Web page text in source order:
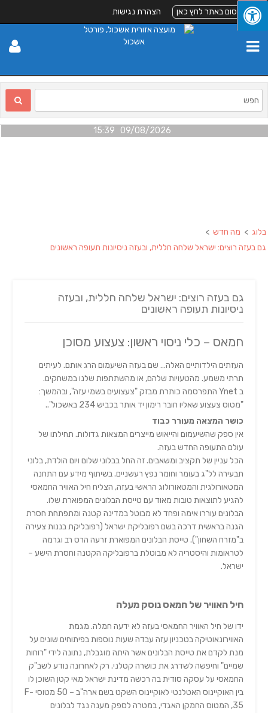
לפרסום באתר לחץ כאן הצהרת נגישות
09/08/2026 15:39
בלוג > מה חדש >
גם בעזה רוצים: ישראל שלחה חללית, ובעזה ניסיונות תעופה ראשונים
גם בעזה רוצים: ישראל שלחה חללית, ובעזה
ניסיונות תעופה ראשונים
חמאס – כלי ניסוי ראשון: צעצוע מסוכן
העזתים הילדותיים האלה… שם בעזה השיעמום הרג אותם. לעיתים
תרתי משמע. מהטעויות שלהם, או מהשתתפות שלנו במשחקים.
ב Ynet התפרסמה כותרת מבזק "צעצועים בשמי עזה", ובהמשך:
"מטוס צעצוע שאליו חובר רימון יד אותר בכביש 234 באשכול"..
כושר המצאה מעורר כבוד
אין ספק שהשיעמום והייאוש מייצרים המצאות גדולות. תחילתו של
עולם התעופה החדש בעזה.
הכל עניין של תקציב ומשאבים. זה החל בבלוני שלום ויום הולדת, בלוני
תבעירה לל"ג בעומר וחומר נפץ רעשניים. בשיתוף מידע עם התחנה
המטאורולגית והמטאורולוג הראשי בעזה, הצליח חיל האוויר החמאסי
להגיע לתוצאות טובות מאוד עם טייסת הבלונים המפוארת שלו.
הבלונים עוררו אימה ופחד לא מבוטל במדינה קטנה ומתפתחת חסרת
הגנה בראשית דרכה בשם רפובליקת ישראל (רפובליקת בננות צעירה
ב"מזרח השחון"). טייסת הבלונים המפוארת זרעה הרס רב וגרמה
לטראומות והיסטריה לא מבוטלת ברפובליקה הקטנה וחסרת הישע –
ישראל.
חיל האוויר של חמאס נוסק מעלה
ידו של חיל האוויר החמאסי בעזה לא ידעה חמלה. מגמת
האווירונאוטיקה בטכניון עזה עבדה שעות נוספות בפיתוחים שונים על
מנת לקדם את טייסת הבלונים אשר היתה מוגבלת, נתונה לידי "רוחות
שמיים" וחיפשה לשדרג את כושרה קטלני. רק לאחרונה נודע לשב"ק
החמאסי על עסקה סודית בה רכשה מדינת ישראל מאי קטן השוכן לו
בין האוקיינוס האטלנטי לאוקיינוס השקט בשם ארה"ב – 50 מטוסי F-
35, המטוס החמקן האגדי, במטרה לספק מענה נגד לבלונים